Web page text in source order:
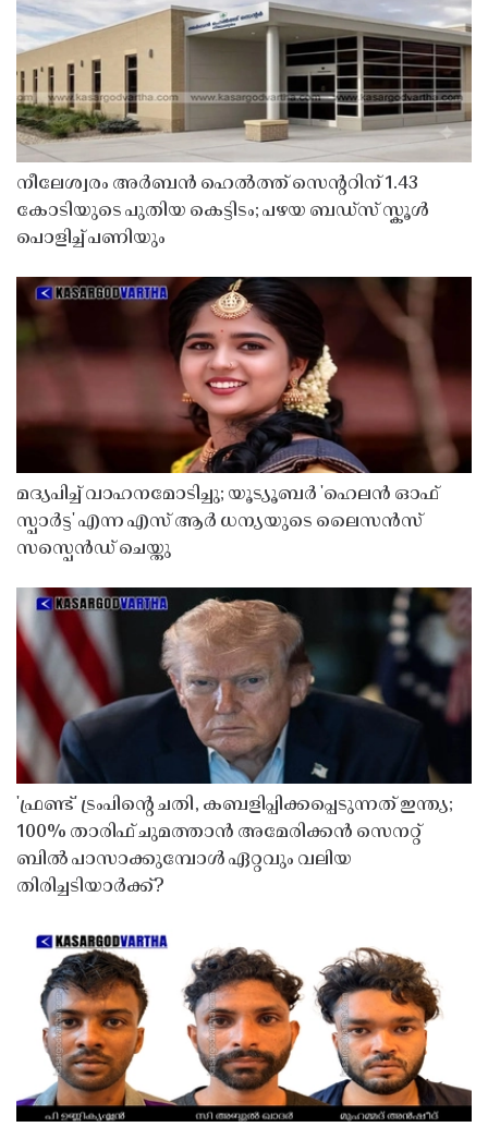
നീലേശ്വരം അർബൻ ഹെൽത്ത് സെൻ്ററിന് 1.43
കോടിയുടെ പുതിയ കെട്ടിടം; പഴയ ബഡ്സ് സ്കൂൾ
പൊളിച്ച് പണിയും
മദ്യപിച്ച് വാഹനമോടിച്ചു; യൂട്യൂബർ 'ഹെലൻ ഓഫ്
സ്പാർട്ട' എന്ന എസ് ആർ ധന്യയുടെ ലൈസൻസ്
സസ്പെൻഡ് ചെയ്തു ​​​​​​​
'ഫ്രണ്ട്' ട്രംപിന്റെ ചതി, കബളിപ്പിക്കപ്പെടുന്നത് ഇന്ത്യ;
100% താരിഫ് ചുമത്താൻ അമേരിക്കൻ സെനറ്റ്
ബിൽ പാസാക്കുമ്പോൾ ഏറ്റവും വലിയ
തിരിച്ചടിയാർക്ക്?